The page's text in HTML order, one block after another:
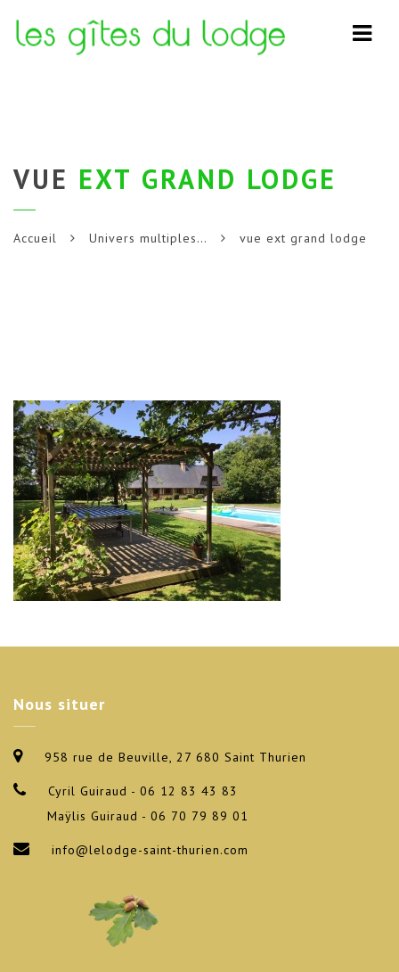
VUE EXT GRAND LODGE
Accueil Univers multiples… vue ext grand lodge
Nous situer
958 rue de Beuville, 27 680 Saint Thurien
Cyril Guiraud - 06 12 83 43 83
Maÿlis Guiraud - 06 70 79 89 01
info@lelodge-saint-thurien.com